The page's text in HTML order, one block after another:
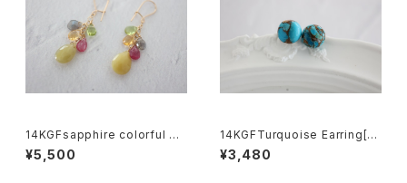
14KGFsapphire colorful pi
erce[kgf5600]
¥5,500
14KGFTurquoise Earring[k
gf5580]
¥3,480